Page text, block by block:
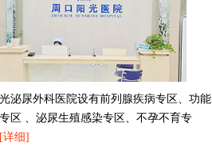
泌尿外科医院设有前列腺疾病专区、功能
区 、泌尿生殖感染专区、不孕不育专
[详细]